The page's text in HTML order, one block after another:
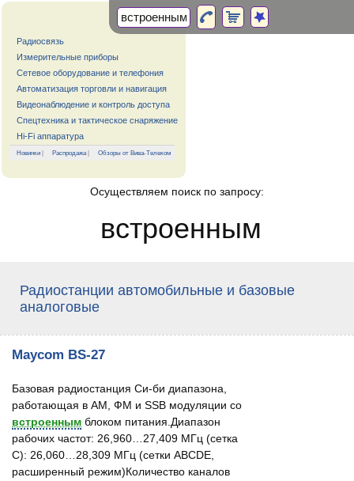
Радиосвязь
Измерительные приборы
Сетевое оборудование и телефония
Автоматизация торговли и навигация
Видеонаблюдение и контроль доступа
Спецтехника и тактическое снаряжение
Hi-Fi аппаратура
Новинки | Распродажа| Обзоры от Вива-Телеком
Осуществляем поиск по запросу:
встроенным
Радиостанции автомобильные и базовые
аналоговые
Maycom BS-27
Базовая радиостанция Си-би диапазона,
работающая в АМ, ФМ и SSB модуляции со
встроенным блоком питания.Диапазон
рабочих частот: 26,960…27,409 МГц (сетка
C): 26,060…28,309 МГц (сетки ABCDE,
расширенный режим)Количество каналов